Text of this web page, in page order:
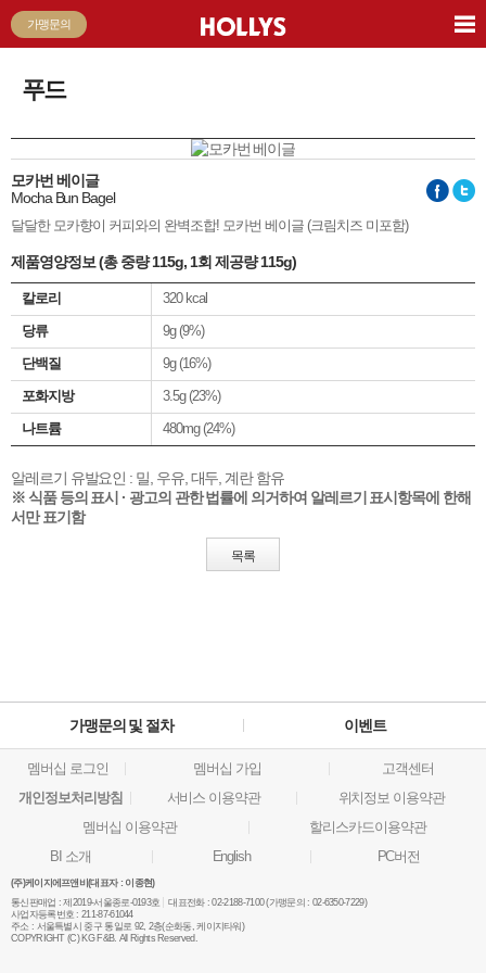
푸드
모카번 베이글
Mocha Bun Bagel
달달한 모카향이 커피와의 완벽조합! 모카번 베이글 (크림치즈 미포함)
제품영양정보 (총 중량 115g, 1회 제공량 115g)
칼로리
320 kcal
당류
9g (9%)
단백질
9g (16%)
포화지방
3.5g (23%)
나트륨
480mg (24%)
알레르기 유발요인 : 밀, 우유, 대두, 계란 함유
※ 식품 등의 표시 · 광고의 관한 법률에 의거하여 알레르기 표시항목에 한해
서만 표기함
목록
가맹문의
가맹문의 및 절차 이벤트
멤버십 로그인 멤버십 가입
고객센터
개인정보처리방침
서비스 이용약관
위치정보 이용약관
멤버십 이용약관
할리스카드이용약관
BI 소개
English PC버전
(주)케이지에프앤비(대표자 : 이종현)
통신판매업 : 제2019-서울종로-0193호 대표전화 : 02-2188-7100 (가맹문의 : 02-6350-7229)
사업자등록번호 : 211-87-61044
주소 : 서울특별시 중구 통일로 92, 2층(순화동, 케이지타워)
COPYRIGHT (C) KG F&B. All Rights Reserved.